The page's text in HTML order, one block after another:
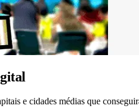
e cidades médias que